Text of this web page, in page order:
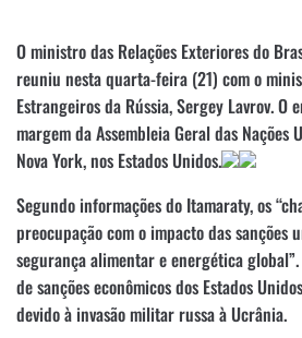
O ministro das Relações Exteriores do
reuniu nesta quarta-feira (21) com o
Estrangeiros da Rússia, Sergey Lavrov. O
margem da Assembleia Geral das Nações
Nova York, nos Estados Unidos.
Segundo informações do Itamaraty, os
preocupação com o impacto das sanções
segurança alimentar e energética global”.
de sanções econômicos dos Estados
devido à invasão militar russa à Ucrânia.